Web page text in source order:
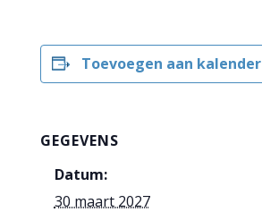
Toevoegen aan kalender
GEGEVENS
Datum:
30 maart 2027